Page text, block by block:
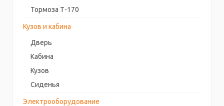
Тормоза Т-170
Кузов и кабина
Дверь
Кабина
Кузов
Сиденья
Электрооборудование